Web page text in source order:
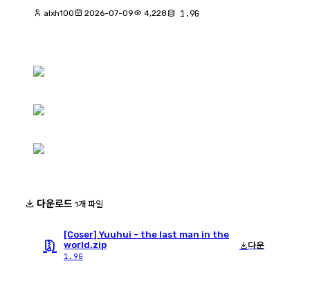
alxh100 2026-07-09 4,228 1.9G
다운로드 1개 파일
[Coser] Yuuhui - the last man in the
world.zip
1.9G
다운